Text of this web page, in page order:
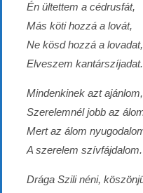
Én ültettem a cédrusfát,
Más köti hozzá a lovát,
Ne kösd hozzá a lovadat,
Elveszem kantárszíjadat.
Mindenkinek azt ajánlom,
Szerelemnél jobb az
Mert az álom
A szerelem szívfájdalom.
Drága Szili néni,